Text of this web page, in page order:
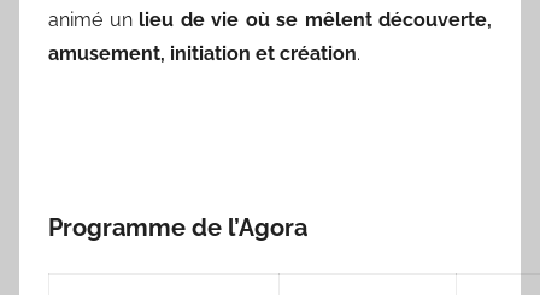
animé un lieu de vie où se mêlent découverte,
amusement, initiation et création.
Programme de l’Agora